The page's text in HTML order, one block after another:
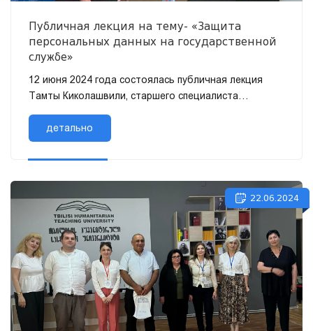
Публичная лекция на тему- «Защита
персональных данных на государственной
службе»
12 июня 2024 года состоялась публичная лекция
Тамты Киколашвили, старшего специалиста
юридического департамента Министерства
финансов Грузии, докторанта Тбилисского го...
детально
22.06.2024